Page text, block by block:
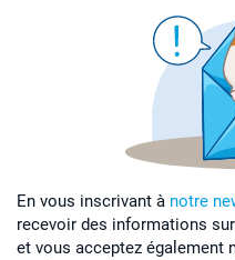
En vous inscrivant à notre
recevoir des informations
et vous acceptez également